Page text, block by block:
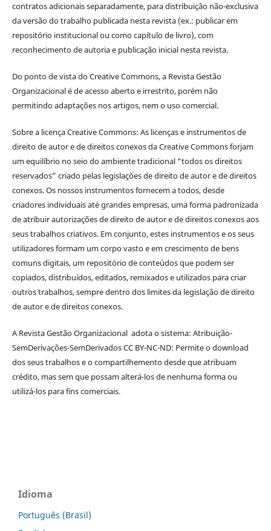
contratos adicionais separadamente, para distribuição não-exclusiva
da versão do trabalho publicada nesta revista (ex.: publicar em
repositório institucional ou como capítulo de livro), com
reconhecimento de autoria e publicação inicial nesta revista.
Do ponto de vista do Creative Commons, a Revista Gestão
Organizacional é de acesso aberto e irrestrito, porém não
permitindo adaptações nos artigos, nem o uso comercial.
Sobre a licença Creative Commons: As licenças e instrumentos de
direito de autor e de direitos conexos da Creative Commons forjam
um equilíbrio no seio do ambiente tradicional “todos os direitos
reservados” criado pelas legislações de direito de autor e de direitos
conexos. Os nossos instrumentos fornecem a todos, desde
criadores individuais até grandes empresas, uma forma padronizada
de atribuir autorizações de direito de autor e de direitos conexos aos
seus trabalhos criativos. Em conjunto, estes instrumentos e os seus
utilizadores formam um corpo vasto e em crescimento de bens
comuns digitais, um repositório de conteúdos que podem ser
copiados, distribuídos, editados, remixados e utilizados para criar
outros trabalhos, sempre dentro dos limites da legislação de direito
de autor e de direitos conexos.
A Revista Gestão Organizacional adota o sistema: Atribuição-
SemDerivações-SemDerivados CC BY-NC-ND: Permite o download
dos seus trabalhos e o compartilhemento desde que atribuam
crédito, mas sem que possam alterá-los de nenhuma forma ou
utilizá-los para fins comerciais.
Idioma
Português (Brasil)